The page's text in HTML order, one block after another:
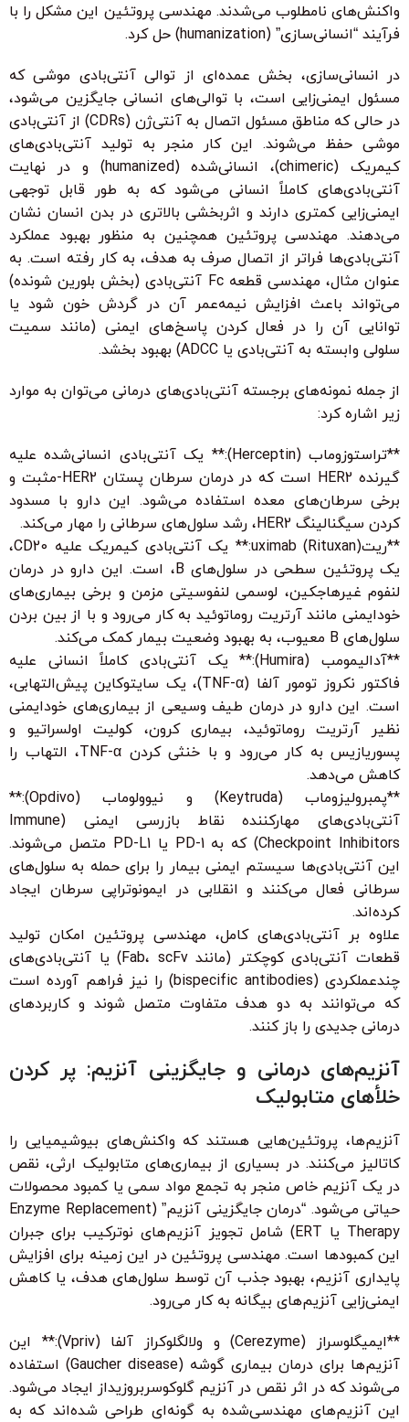
واکنش‌های نامطلوب می‌شدند. مهندسی پروتئین این مشکل را با
فرآیند “انسانی‌سازی” (humanization) حل کرد.
در انسانی‌سازی، بخش عمده‌ای از توالی آنتی‌بادی موشی که
مسئول ایمنی‌زایی است، با توالی‌های انسانی جایگزین می‌شود،
در حالی که مناطق مسئول اتصال به آنتی‌ژن (CDRs) از آنتی‌بادی
موشی حفظ می‌شوند. این کار منجر به تولید آنتی‌بادی‌های
کیمریک (chimeric)، انسانی‌شده (humanized) و در نهایت
آنتی‌بادی‌های کاملاً انسانی می‌شود که به طور قابل توجهی
ایمنی‌زایی کمتری دارند و اثربخشی بالاتری در بدن انسان نشان
می‌دهند. مهندسی پروتئین همچنین به منظور بهبود عملکرد
آنتی‌بادی‌ها فراتر از اتصال صرف به هدف، به کار رفته است. به
عنوان مثال، مهندسی قطعه Fc آنتی‌بادی (بخش بلورین شونده)
می‌تواند باعث افزایش نیمه‌عمر آن در گردش خون شود یا
توانایی آن را در فعال کردن پاسخ‌های ایمنی (مانند سمیت
سلولی وابسته به آنتی‌بادی یا ADCC) بهبود بخشد.
از جمله نمونه‌های برجسته آنتی‌بادی‌های درمانی می‌توان به موارد
زیر اشاره کرد:
**تراستوزوماب (Herceptin):** یک آنتی‌بادی انسانی‌شده علیه
گیرنده HER2 است که در درمان سرطان پستان HER2-مثبت و
برخی سرطان‌های معده استفاده می‌شود. این دارو با مسدود
کردن سیگنالینگ HER2، رشد سلول‌های سرطانی را مهار می‌کند.
**ریتuximab (Rituxan):** یک آنتی‌بادی کیمریک علیه CD20،
یک پروتئین سطحی در سلول‌های B، است. این دارو در درمان
لنفوم غیرهاجکین، لوسمی لنفوسیتی مزمن و برخی بیماری‌های
خودایمنی مانند آرتریت روماتوئید به کار می‌رود و با از بین بردن
سلول‌های B معیوب، به بهبود وضعیت بیمار کمک می‌کند.
**آدالیمومب (Humira):** یک آنتی‌بادی کاملاً انسانی علیه
فاکتور نکروز تومور آلفا (TNF-α)، یک سایتوکاین پیش‌التهابی،
است. این دارو در درمان طیف وسیعی از بیماری‌های خودایمنی
نظیر آرتریت روماتوئید، بیماری کرون، کولیت اولسراتیو و
پسوریازیس به کار می‌رود و با خنثی کردن TNF-α، التهاب را
کاهش می‌دهد.
**پمبرولیزوماب (Keytruda) و نیوولوماب (Opdivo):**
آنتی‌بادی‌های مهارکننده نقاط بازرسی ایمنی (Immune
Checkpoint Inhibitors) که به PD-1 یا PD-L1 متصل می‌شوند.
این آنتی‌بادی‌ها سیستم ایمنی بیمار را برای حمله به سلول‌های
سرطانی فعال می‌کنند و انقلابی در ایمونوتراپی سرطان ایجاد
کرده‌اند.
علاوه بر آنتی‌بادی‌های کامل، مهندسی پروتئین امکان تولید
قطعات آنتی‌بادی کوچکتر (مانند Fab، scFv) یا آنتی‌بادی‌های
چندعملکردی (bispecific antibodies) را نیز فراهم آورده است
که می‌توانند به دو هدف متفاوت متصل شوند و کاربردهای
درمانی جدیدی را باز کنند.
آنزیم‌های درمانی و جایگزینی آنزیم: پر کردن
خلأهای متابولیک
آنزیم‌ها، پروتئین‌هایی هستند که واکنش‌های بیوشیمیایی را
کاتالیز می‌کنند. در بسیاری از بیماری‌های متابولیک ارثی، نقص
در یک آنزیم خاص منجر به تجمع مواد سمی یا کمبود محصولات
حیاتی می‌شود. “درمان جایگزینی آنزیم” (Enzyme Replacement
Therapy یا ERT) شامل تجویز آنزیم‌های نوترکیب برای جبران
این کمبودها است. مهندسی پروتئین در این زمینه برای افزایش
پایداری آنزیم، بهبود جذب آن توسط سلول‌های هدف، یا کاهش
ایمنی‌زایی آنزیم‌های بیگانه به کار می‌رود.
**ایمیگلوسراز (Cerezyme) و ولالگلوکراز آلفا (Vpriv):** این
آنزیم‌ها برای درمان بیماری گوشه (Gaucher disease) استفاده
می‌شوند که در اثر نقص در آنزیم گلوکوسربروزیداز ایجاد می‌شود.
این آنزیم‌های مهندسی‌شده به گونه‌ای طراحی شده‌اند که به